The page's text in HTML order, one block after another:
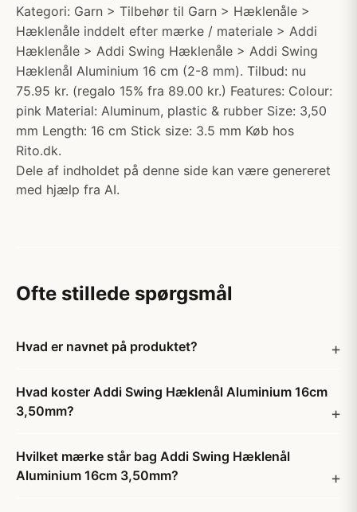
Kategori: Garn > Tilbehør til Garn > Hæklenåle >
Hæklenåle inddelt efter mærke / materiale > Addi
Hæklenåle > Addi Swing Hæklenåle > Addi Swing
Hæklenål Aluminium 16 cm (2-8 mm). Tilbud: nu
75.95 kr. (regalo 15% fra 89.00 kr.) Features: Colour:
pink Material: Aluminum, plastic & rubber Size: 3,50
mm Length: 16 cm Stick size: 3.5 mm Køb hos
Rito.dk.
Dele af indholdet på denne side kan være genereret
med hjælp fra AI.
Ofte stillede spørgsmål
Hvad er navnet på produktet?
Hvad koster Addi Swing Hæklenål Aluminium 16cm
3,50mm?
Hvilket mærke står bag Addi Swing Hæklenål
Aluminium 16cm 3,50mm?